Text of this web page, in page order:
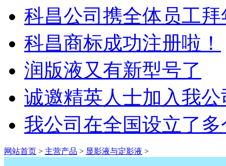
科昌公司携全体员工
科昌商标成功注册啦！
润版液又有新型号了
诚邀精英人士加入我公
我公司在全国设立了
网站首页 > 主营产品 > 显影液与定影液 >